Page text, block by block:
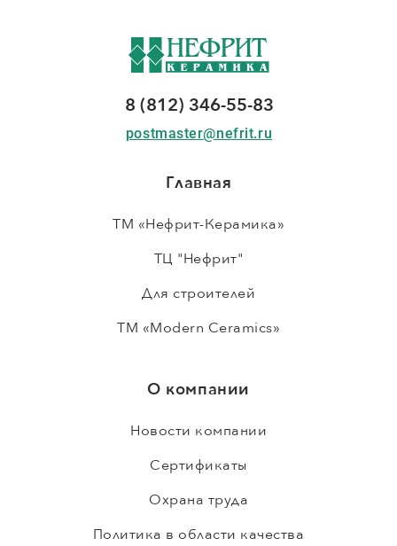
8 (812) 346-55-83
postmaster@nefrit.ru
Главная
ТМ «Нефрит-Керамика»
ТЦ "Нефрит"
Для строителей
ТМ «Modern Ceramics»
О компании
Новости компании
Сертификаты
Охрана труда
Политика в области качества